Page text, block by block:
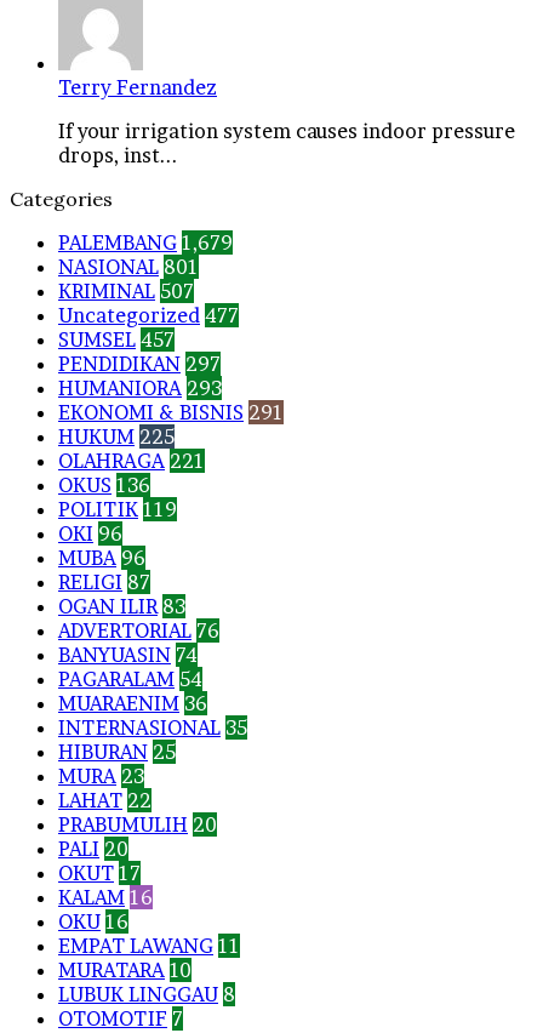
Terry Fernandez
If your irrigation system causes indoor pressure
drops, inst...
Categories
PALEMBANG 1,679
NASIONAL 801
KRIMINAL 507
Uncategorized 477
SUMSEL 457
PENDIDIKAN 297
HUMANIORA 293
EKONOMI & BISNIS 291
HUKUM 225
OLAHRAGA 221
OKUS 136
POLITIK 119
OKI 96
MUBA 96
RELIGI 87
OGAN ILIR 83
ADVERTORIAL 76
BANYUASIN 74
PAGARALAM 54
MUARAENIM 36
INTERNASIONAL 35
HIBURAN 25
MURA 23
LAHAT 22
PRABUMULIH 20
PALI 20
OKUT 17
KALAM 16
OKU 16
EMPAT LAWANG 11
MURATARA 10
LUBUK LINGGAU 8
OTOMOTIF 7